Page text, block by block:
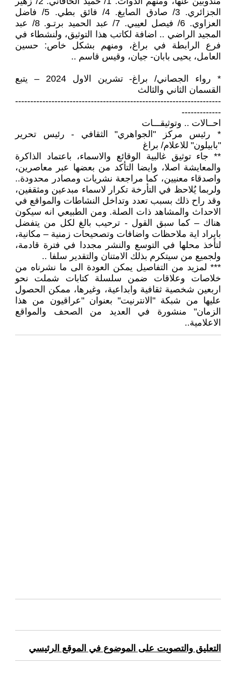
الجزائري. 3/ صادق الصايغ. 4/ فائق بطي. 5/ فاضل
العزاوي. 6/ فيصل لعيبي. 7/ عبد الحميد برتـو. 8/ عبد
المجيد الراضي .. اضافة لكاتب هذا التوثيق، ولنشطاء في
فرع الرابطة في براغ، ومنهم بشكل خاص: حسين
العامل، يحيى بابان- جيان، وقيس قاسم ..
* رواء الجصاني/ براغ- تشرين الاول 2024 – يتبع
القسمان الثاني والثالث
--------------------------------------------------------------------
-------------
احــالات .. وتوثيقـــات
* رئيس مركز "الجواهري" الثقافي - رئيس تحرير
"بابيلون" للاعلام/ براغ
** جاء توثيق غالبية الوقائع والاسماء، باعتماد الذاكرة
والمعايشة اصلا، وايضا التأكد من بعضها عبر معاصرين،
واصدقاء معنيين، كما مراجعة نشريات ومصادر محدودة..
ولربما يُلاحظ في التأرخة تكرار لاسماء مبدعين ومثقفين،
وقد راح ذلك بسبب تعدد وتداخل النشاطات والمواقع في
الاحداث والمشاهد ذات الصلة. ومن الطبيعي انه سيكون
هناك – كما سبق القول - ترحيب بالغ لكل من يتفضل
بايراد اية ملاحظات واضافات وتصحيحات زمنية – مكانية،
لتأخذ محلها في التوسع والنشر مجددا في فترة قادمة،
ولجميع من سيتكرم بذلك الامتنان والتقدير سلفا ..
*** لمزيد من التفاصيل يمكن العودة الى ما نشرناه من
خلاصات وعلاقات ضمن سلسلة كتابات شملت نحو
اربعين شخصية ثقافية وابداعية، وغيرها، ممكن الحصول
عليها من شبكة "الانترنيت" بعنوان "عراقيون من هذا
الزمان" منشورة في العديد من الصحف والمواقع
الاعلامية..
التعليق والتصويت على الموضوع في الموقع الرئيسي